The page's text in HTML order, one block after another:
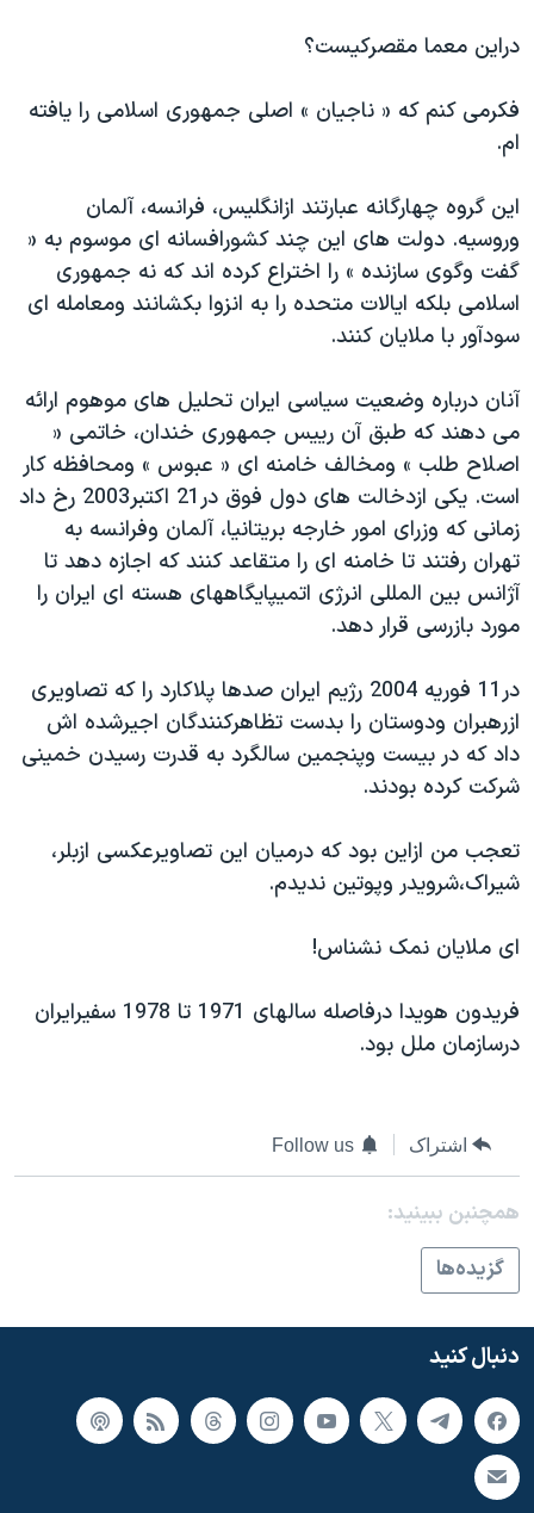
دراين معما مقصرکيست؟
فکرمی کنم که « ناجيان » اصلی جمهوری اسلامی را يافته
ام.
اين گروه چهارگانه عبارتند ازانگليس، فرانسه، آلمان
وروسيه. دولت های اين چند کشورافسانه ای موسوم به «
گفت وگوی سازنده » را اختراع کرده اند که نه جمهوری
اسلامی بلکه ايالات متحده را به انزوا بکشانند ومعامله ای
سودآور با ملايان کنند.
آنان درباره وضعيت سياسی ايران تحليل های موهوم ارائه
می دهند که طبق آن رييس جمهوری خندان، خاتمی «
اصلاح طلب » ومخالف خامنه ای « عبوس » ومحافظه کار
است. يکی ازدخالت های دول فوق در21 اکتبر2003 رخ داد
زمانی که وزرای امور خارجه بريتانيا، آلمان وفرانسه به
تهران رفتند تا خامنه ای را متقاعد کنند که اجازه دهد تا
آژانس بين المللی انرژی اتميپايگاههای هسته ای ايران را
مورد بازرسی قرار دهد.
در11 فوريه 2004 رژيم ايران صدها پلاکارد را که تصاويری
ازرهبران ودوستان را بدست تظاهرکنندگان اجيرشده اش
داد که در بيست وپنجمين سالگرد به قدرت رسيدن خمينی
شرکت کرده بودند.
تعجب من ازاين بود که درميان اين تصاويرعکسی ازبلر،
شيراک،شرويدر وپوتين نديدم.
ای ملايان نمک نشناس!
فريدون هويدا درفاصله سالهای 1971 تا 1978 سفيرايران
درسازمان ملل بود.
اشتراک Follow us
همچنبن ببینید:
گزيده‌ها
دنبال کنید